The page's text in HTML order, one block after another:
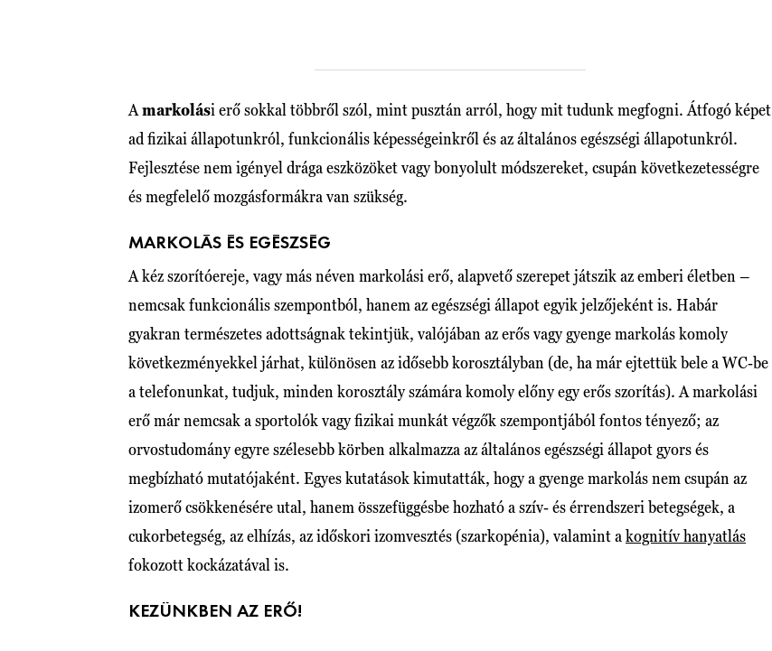
Amarkolási erő sokkal többről szól, mint pusztán arról, hogy mit tudunk megfogni. Átfogó képet
ad fizikai állapotunkról, funkcionális képességeinkről és az általános egészségi állapotunkról.
Fejlesztése nem igényel drága eszközöket vagy bonyolult módszereket, csupán következetességre
és megfelelő mozgásformákra van szükség.
MARKOLÁS ÉS EGÉSZSÉG
A kéz szorítóereje, vagy más néven markolási erő, alapvető szerepet játszik az emberi életben –
nemcsak funkcionális szempontból, hanem az egészségi állapot egyik jelzőjeként is. Habár
gyakran természetes adottságnak tekintjük, valójában az erős vagy gyenge markolás komoly
következményekkel járhat, különösen az idősebb korosztályban (de, ha már ejtettük bele a WC-be
a telefonunkat, tudjuk, minden korosztály számára komoly előny egy erős szorítás). A markolási
erő már nemcsak a sportolók vagy fizikai munkát végzők szempontjából fontos tényező; az
orvostudomány egyre szélesebb körben alkalmazza az általános egészségi állapot gyors és
megbízható mutatójaként. Egyes kutatások kimutatták, hogy a gyenge markolás nem csupán az
izomerő csökkenésére utal, hanem összefüggésbe hozható a szív- és érrendszeri betegségek, a
cukorbetegség, az elhízás, az időskori izomvesztés (szarkopénia), valamint a kognitív hanyatlás
fokozott kockázatával is.
KEZÜNKBEN AZ ERŐ!